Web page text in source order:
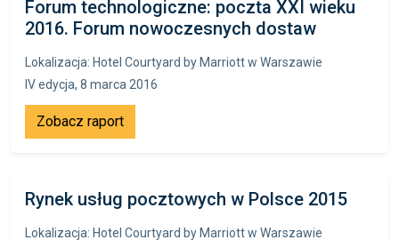
Forum technologiczne: poczta XXI wieku
2016. Forum nowoczesnych dostaw
Lokalizacja: Hotel Courtyard by Marriott w Warszawie
IV edycja, 8 marca 2016
Zobacz raport
Rynek usług pocztowych w Polsce 2015
Lokalizacja: Hotel Courtyard by Marriott w Warszawie